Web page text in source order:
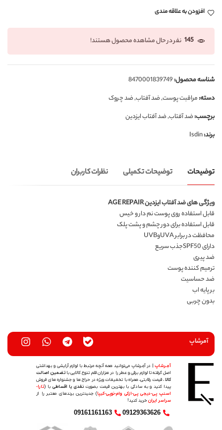
افزودن به علاقه مندی
145 نفر در حال مشاهده محصول هستند!
شناسه محصول:8470001839749
دسته:مراقبت پوست,ضد آفتاب,ضد چروک
برچسب:ضد آفتاب,ضد آفتاب ایزدین
برند:Isdin
توضیحات توضیحات تکمیلی نظرات کاربران
ویژگی های ضد آفتاب ایزدین AGE REPAIR
قابل استفاده روی پوست نم دار و خیس
قابل استفاده برای دور چشم و پشت پلک
محافظت در برابر UVAوUVB
دارای SPF50جذب سریع
ضد پیری
ترمیم کننده پوست
ضد حساسیت
بر پایه اب
بدون چربی
آمرشاپ
آمِـرشاپ| در آمِـرشاپ می‌توانید همه آنچه مرتبط با لوازم آرایشی و بهداشتی
اصل گرفته تا لوازم برقی و عطر را در هزاران قلم تنوع کالایی باتضمین اصالت
کالا، قیمت رقابتی، همراه با تخفیفات ویژه در حراج ها و جشنواره های فروش
پیدا کنید و به سادگی با بهترین قیمت بصورتنقدی یا اقساطی با (تارا-
اسنپ پی-دیجی پی-ازکی وام-نوپی-کیپا) جدیدترین‌ برندهای معتبر را از
سراسر ایرانخرید کنید!
09129363626
09161161163